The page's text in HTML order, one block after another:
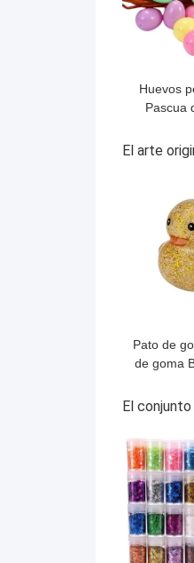
Huevos
Pascua
de regalo
El arte
Pato de
de goma
El